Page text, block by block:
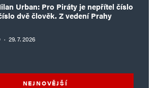
Urban: Pro Piráty je nepřítel číslo
dvě člověk. Z vedení Prahy
· 29. 7. 2026
NEJNOVĚJŠÍ